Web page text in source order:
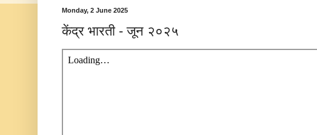
Monday, 2 June 2025
केंद्र भारती - जून २०२५